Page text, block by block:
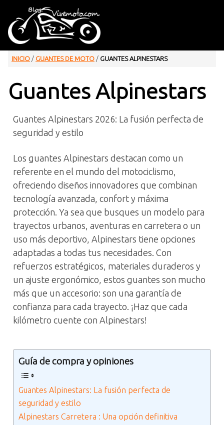
INICIO / GUANTES DE MOTO / GUANTES ALPINESTARS
Guantes Alpinestars
Guantes Alpinestars 2026: La fusión perfecta de
seguridad y estilo
Los guantes Alpinestars destacan como un
referente en el mundo del motociclismo,
ofreciendo diseños innovadores que combinan
tecnología avanzada, confort y máxima
protección. Ya sea que busques un modelo para
trayectos urbanos, aventuras en carretera o un
uso más deportivo, Alpinestars tiene opciones
adaptadas a todas tus necesidades. Con
refuerzos estratégicos, materiales duraderos y
un ajuste ergonómico, estos guantes son mucho
más que un accesorio: son una garantía de
confianza para cada trayecto. ¡Haz que cada
kilómetro cuente con Alpinestars!
Guía de compra y opiniones
Guantes Alpinestars: La fusión perfecta de
seguridad y estilo
Alpinestars Carretera : Una opción definitiva